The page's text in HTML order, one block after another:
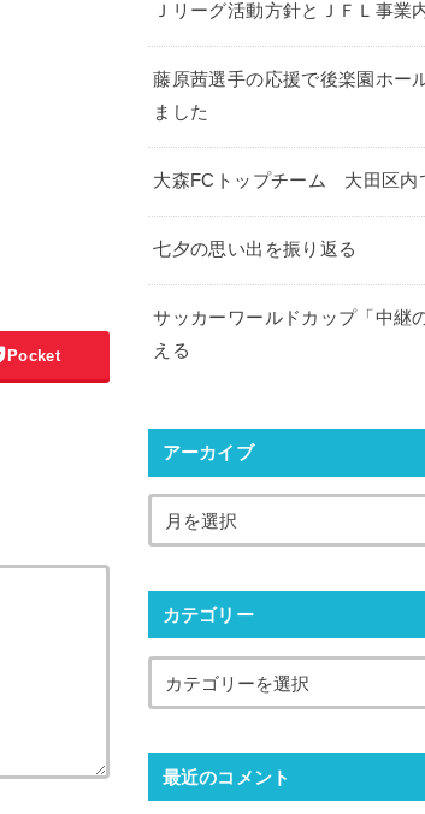
Pocket
Ｊリーグ活動方針とＪＦＬ事業
藤原茜選手の応援で後楽園ホー
ました
大森FCトップチーム 大田区内
七夕の思い出を振り返る
サッカーワールドカップ「中継
える
アーカイブ
カテゴリー
最近のコメント